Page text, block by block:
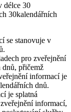
délce 30
30kalendářních
se stanovuje v
pro zveřejnění
dnů, přičemž
informací je
dnů.
je splatná
informací,